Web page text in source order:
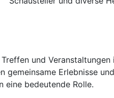
und
gemeinsame Erlebnisse
eine bedeutende Rolle.